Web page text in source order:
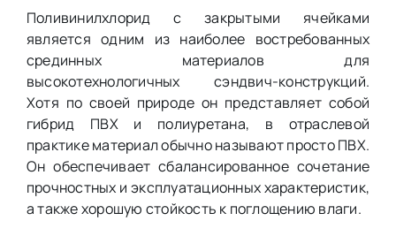
Поливинилхлорид с закрытыми ячейками
является одним из наиболее востребованных
срединных материалов для
высокотехнологичных сэндвич-конструкций.
Хотя по своей природе он представляет собой
гибрид ПВХ и полиуретана, в отраслевой
практике материал обычно называют просто ПВХ.
Он обеспечивает сбалансированное сочетание
прочностных и эксплуатационных характеристик,
а также хорошую стойкость к поглощению влаги.